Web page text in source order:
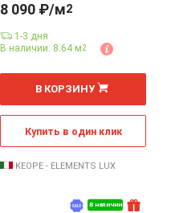
В наличии
8 090 ₽/м2
1-3 дня
В наличии: 8.64 м2
м
В КОРЗИНУ
Купить в один клик
KEOPE - ELEMENTS LUX